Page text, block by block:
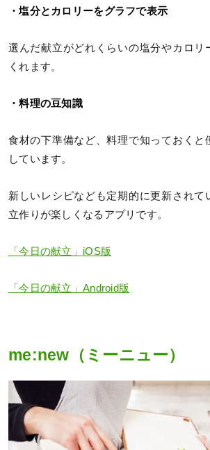
・塩分とカロリーをグラフで表示
選んだ献立がどれくらいの塩分やカロリ
くれます。
・料理の豆知識
食材の下準備など、料理で知っておくと
しています。
新しいレシピなども定期的に更新されて
立作りが楽しくなるアプリです。
「今日の献立」iOS版
「今日の献立」Android版
me:new（ミーニュー）